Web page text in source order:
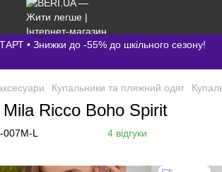
• Знижки до -55% до шкільного сезону!
Купальники та пляжний одяг
Mila Ricco Boho Spirit
007M-L 4 відгуки